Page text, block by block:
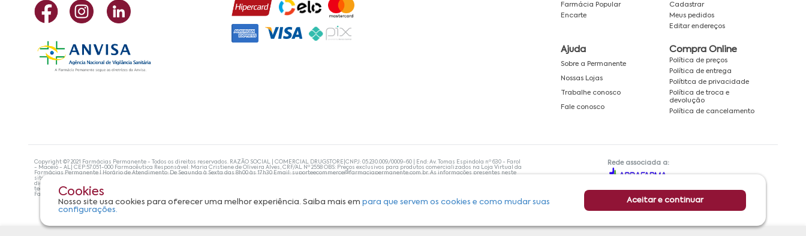
Cookies
Nosso site usa cookies para oferecer uma melhor experiência. Saiba mais empara que servem os cookies e como mudar suas
configurações.
Aceitar e continuar
Farmácia Popular
Encarte
Cadastrar
Meus pedidos
Editar endereços
Ajuda
Sobre a Permanente
Nossas Lojas
Trabalhe conosco
Fale conosco
Compra Online
Política de preços
Política de entrega
Polítitca de privacidade
Política de troca e
devolução
Política de cancelamento
Copyright ©? 2021 Farmácias Permanente - Todos os direitos reservados. RAZÃO SOCIAL | COMERCIAL DRUGSTORE|CNPJ: 05.230.009/0009-60 | End: Av. Tomas Espindola nº 630 - Farol
- Maceió - AL| CEP:57.051-000 Farmacêutica Responsável: Maria Cristiene de Oliveira Alves, CRF/AL Nº 2558 OBS: Preços exclusivos para produtos comercializados na Loja Virtual da
Farmácias Permanente | Horário de Atendimento: De Segunda à Sexta das 8h00 às 17h30 Email: suporteecommerce@farmaciapermanente.com.br. As informações presentes neste
site não devem ser utilizadas para automedicação e, de forma alguma, substituem as orientações de um profissional da área médica. Apenas o médico está capacitado para
diagnosticar problemas de saúde e prescrever o tratamento adequado. Se os sintomas persistirem, um médico deve ser consultado. A Farmácia Permanente trabalha com as
tecnologias mais avançadas de proteção de dados, para que você possa realizar suas compras com tranquilidade. A privacidade e a segurança dos clientes são compromissos da
Farmácias Permanente. Todos os pedidos efetuados estão sujeitos à confirmação da disponibilidade de produto em nosso estoque.
Rede associada a: